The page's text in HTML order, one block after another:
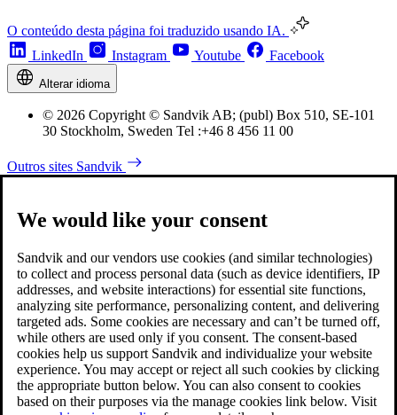
O conteúdo desta página foi traduzido usando IA.
LinkedIn
Instagram Youtube Facebook
Alterar idioma
© 2026 Copyright © Sandvik AB; (publ) Box 510, SE-101
30 Stockholm, Sweden Tel :+46 8 456 11 00
Outros sites Sandvik
We would like your consent
Sandvik and our vendors use cookies (and similar technologies)
to collect and process personal data (such as device identifiers, IP
addresses, and website interactions) for essential site functions,
analyzing site performance, personalizing content, and delivering
targeted ads. Some cookies are necessary and can’t be turned off,
while others are used only if you consent. The consent-based
cookies help us support Sandvik and individualize your website
experience. You may accept or reject all such cookies by clicking
the appropriate button below. You can also consent to cookies
based on their purposes via the manage cookies link below. Visit